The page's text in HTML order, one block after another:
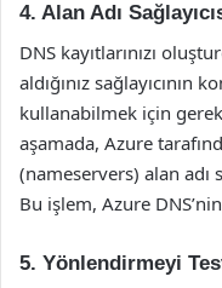
4. Alan Adı
DNS kayıtlarınızı
aldığınız sağlayıcının
kullanabilmek için
aşamada, Azure
(nameservers) alan adı
Bu işlem, Azure
5. Yönlendirmeyi